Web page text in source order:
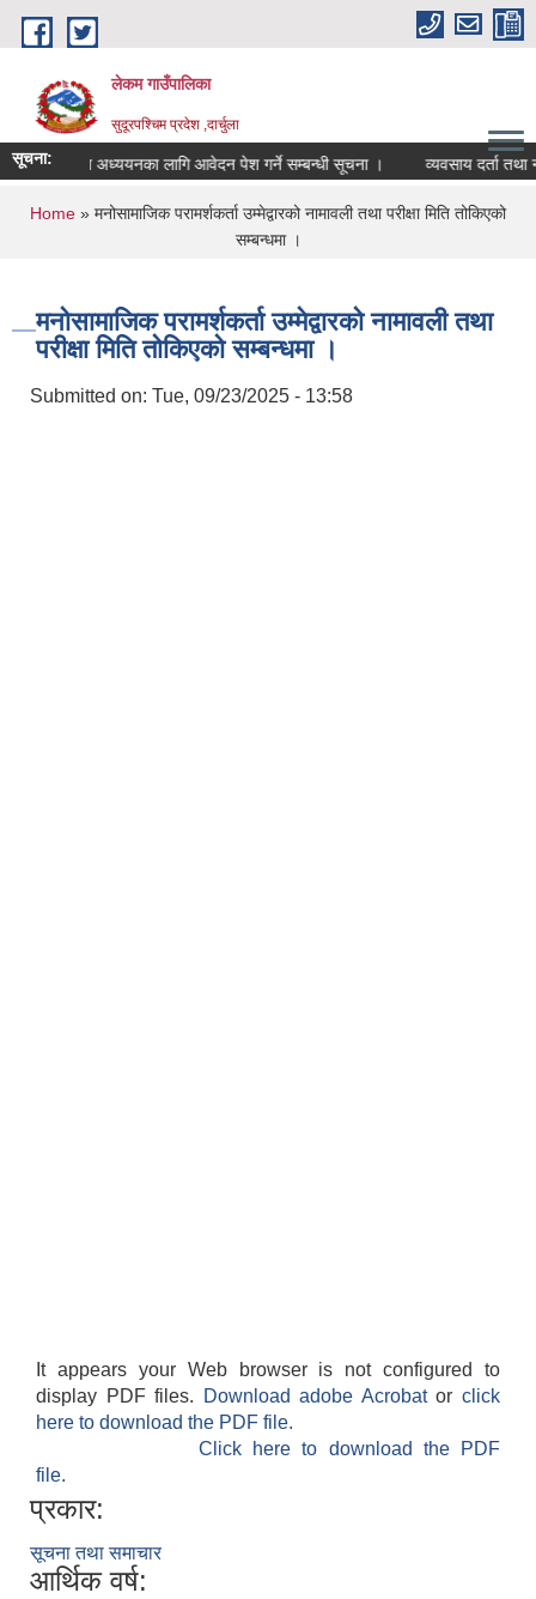
Skip to main content
लेकम गाउँपालिका
सुदूरपश्चिम प्रदेश ,दार्चुला
सूचना:
छात्रवृत्तिमा अध्ययनका लागि आवेदन पेश गर्ने सम्बन्धी सूचना । व्यवसाय दर्ता तथा
You are here
Home » मनोसामाजिक परामर्शकर्ता उम्मेद्वारको नामावली तथा परीक्षा मिति तोकिएको
सम्बन्धमा ।
मनोसामाजिक परामर्शकर्ता उम्मेद्वारको नामावली तथा
परीक्षा मिति तोकिएको सम्बन्धमा ।
Submitted on: Tue, 09/23/2025 - 13:58
It appears your Web browser is not configured to
display PDF files.
Download adobe Acrobatorclick
here to download the PDF file.
Click here to download the PDF
file.
प्रकार:
सूचना तथा समाचार
आर्थिक वर्ष: